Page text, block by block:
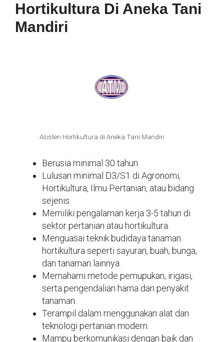
Hortikultura Di Aneka Tani
Mandiri
Asisten Hortikultura di Aneka Tani Mandiri
Berusia minimal 30 tahun.
Lulusan minimal D3/S1 di Agronomi,
Hortikultura, Ilmu Pertanian, atau bidang
sejenis.
Memiliki pengalaman kerja 3-5 tahun di
sektor pertanian atau hortikultura.
Menguasai teknik budidaya tanaman
hortikultura seperti sayuran, buah, bunga,
dan tanaman lainnya.
Memahami metode pemupukan, irigasi,
serta pengendalian hama dan penyakit
tanaman.
Terampil dalam menggunakan alat dan
teknologi pertanian modern.
Mampu berkomunikasi dengan baik dan